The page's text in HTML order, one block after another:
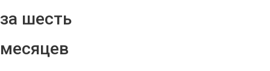
за шесть
месяцев